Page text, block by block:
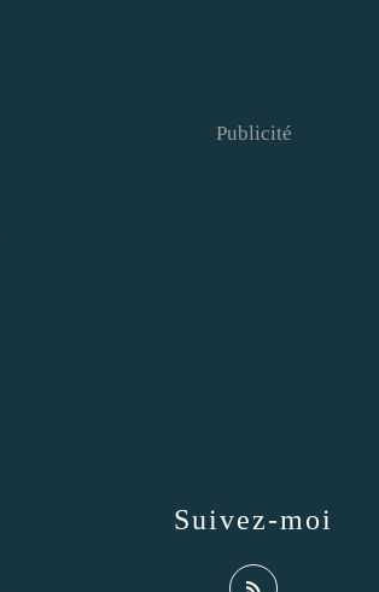
Suivez-moi
Publicité